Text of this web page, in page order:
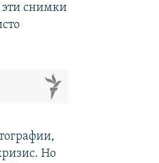
эти снимки
Но